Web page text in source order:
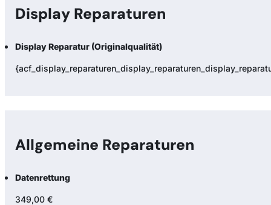
Display Reparaturen
Display Reparatur (Originalqualität)
Allgemeine Reparaturen
Datenrettung
349,00 €